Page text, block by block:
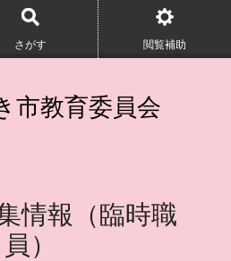
さがす 閲覧補助
市教育委員会
情報（臨時職
員）